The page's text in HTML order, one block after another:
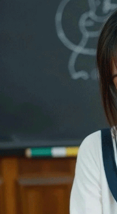
最热 添加
都市
2025
全部 大陆 香港